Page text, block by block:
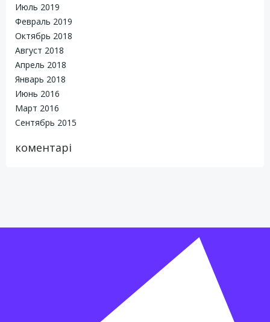
Июль 2019
Февраль 2019
Октябрь 2018
Август 2018
Апрель 2018
Январь 2018
Июнь 2016
Март 2016
Сентябрь 2015
коментарі